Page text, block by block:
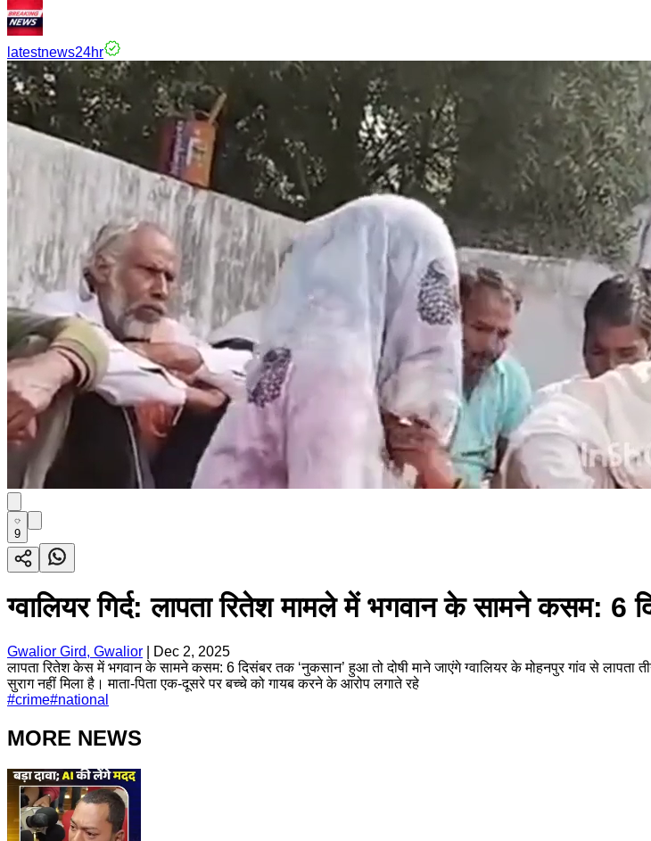
latestnews24hr
9
ग्वालियर गिर्द: लापता रितेश मामले में भगवान के सामने कसम: 6
Gwalior Gird, Gwalior
Dec 2, 2025
लापता रितेश केस में भगवान के सामने कसम: 6 दिसंबर तक ‘नुकसान’ हुआ तो दोषी माने जाएंगे ग्वालियर के मोहनपुर गांव से
सुराग नहीं मिला है। माता-पिता एक-दूसरे पर बच्चे को गायब करने के आरोप लगाते रहे
#crime#national
MORE NEWS